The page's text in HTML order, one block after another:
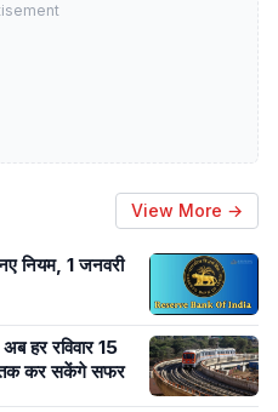
View More →
नियम, 1 जनवरी
हर रविवार 15
तक कर सकेंगे सफर